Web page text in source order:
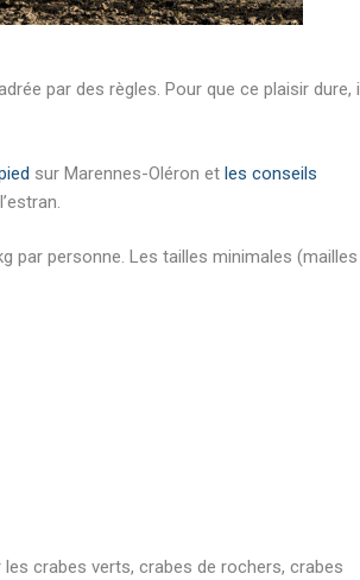
par des règles. Pour que ce plaisir dure, il
sur Marennes-Oléron et les conseils
par personne. Les tailles minimales (mailles
les crabes verts, crabes de rochers, crabes